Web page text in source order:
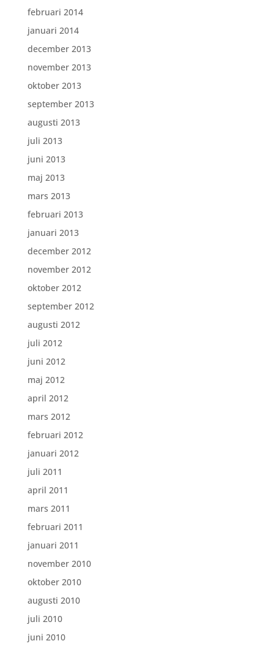
februari 2014
januari 2014
december 2013
november 2013
oktober 2013
september 2013
augusti 2013
juli 2013
juni 2013
maj 2013
mars 2013
februari 2013
januari 2013
december 2012
november 2012
oktober 2012
september 2012
augusti 2012
juli 2012
juni 2012
maj 2012
april 2012
mars 2012
februari 2012
januari 2012
juli 2011
april 2011
mars 2011
februari 2011
januari 2011
november 2010
oktober 2010
augusti 2010
juli 2010
juni 2010